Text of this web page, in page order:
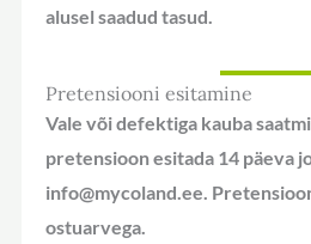
alusel saadud tasud.
Pretensiooni esitamine
Vale või defektiga kauba
pretensioon esitada 14 päeva
info@mycoland.ee.
ostuarvega.